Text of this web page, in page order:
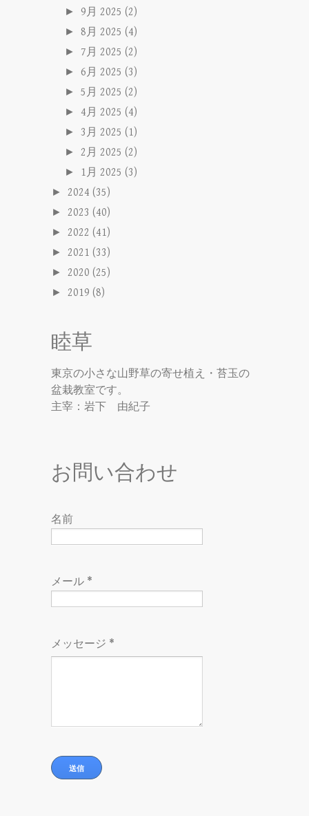
► 9月 2025 (2)
► 8月 2025 (4)
► 7月 2025 (2)
►6月 2025 (3)
►5月 2025 (2)
► 4月 2025 (4)
►3月 2025 (1)
► 2月 2025 (2)
► 1月 2025 (3)
► 2024 (35)
► 2023 (40)
► 2022 (41)
► 2021 (33)
► 2020 (25)
► 2019 (8)
睦草
東京の小さな山野草の寄せ植え・苔玉の
盆栽教室です。
主宰：岩下 由紀子
お問い合わせ
名前
メール *
メッセージ *